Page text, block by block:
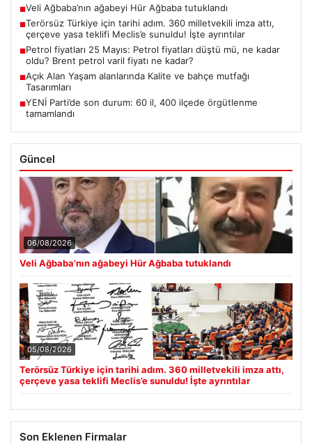
■Veli Ağbaba’nın ağabeyi Hür Ağbaba tutuklandı
■Terörsüz Türkiye için tarihi adım. 360 milletvekili imza attı,
çerçeve yasa teklifi Meclis’e sunuldu! İşte ayrıntılar
■Petrol fiyatları 25 Mayıs: Petrol fiyatları düştü mü, ne kadar
oldu? Brent petrol varil fiyatı ne kadar?
■Açık Alan Yaşam alanlarında Kalite ve bahçe mutfağı
Tasarımları
■YENİ Parti’de son durum: 60 il, 400 ilçede örgütlenme
tamamlandı
Güncel
06/08/2026
Veli Ağbaba’nın ağabeyi Hür Ağbaba tutuklandı
05/08/2026
Terörsüz Türkiye için tarihi adım. 360 milletvekili imza attı,
çerçeve yasa teklifi Meclis’e sunuldu! İşte ayrıntılar
Son Eklenen Firmalar